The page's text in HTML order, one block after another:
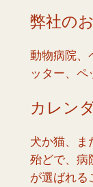
弊社の
動物病院、
ッター、ペ
カレン
犬か猫、ま
殆どで、病
が選ばれる